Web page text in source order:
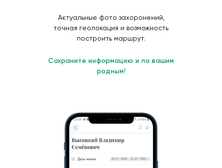
Актуальные фото захоронений,
точная геолокация и возможность
построить маршрут.
Сохраните информацию и по вашим
родным!